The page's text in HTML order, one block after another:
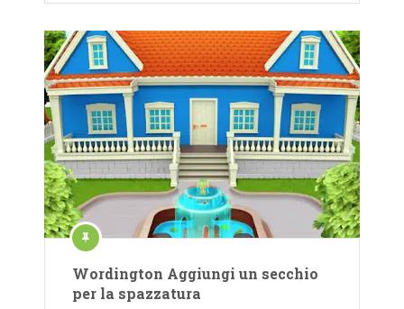
Wordington Aggiungi un secchio
per la spazzatura